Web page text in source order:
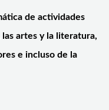
de actividades
artes y la literatura,
e incluso de la